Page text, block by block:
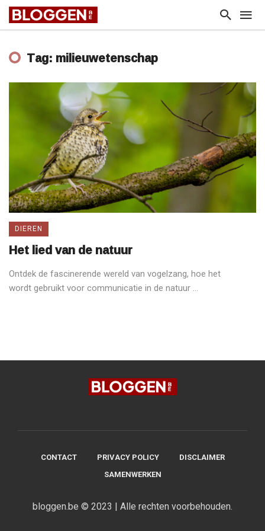
Tag: milieuwetenschap
DIEREN
Het lied van de natuur
Ontdek de fascinerende wereld van vogelzang, hoe het
wordt gebruikt voor communicatie in de natuur ...
CONTACT PRIVACY POLICY
DISCLAIMER
SAMENWERKEN
bloggen.be © 2023 | Alle rechten voorbehouden.